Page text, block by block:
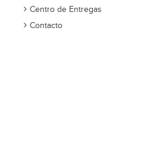
Centro de Entregas
Contacto